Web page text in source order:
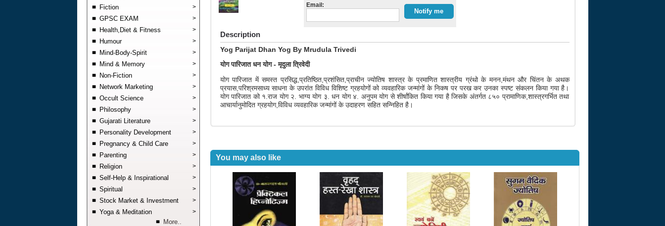
Fiction >
GPSC EXAM >
Health,Diet & Fitness >
Humour >
Mind-Body-Spirit >
Mind & Memory >
Non-Fiction >
Network Marketing >
Occult Science >
Philosophy >
Gujarati Literature >
Personality Development >
Pregnancy & Child Care >
Parenting >
Religion >
Self-Help & Inspirational >
Spiritual >
Stock Market & Investment >
Yoga & Meditation >
More..
Email:
Description
Yog Parijat Dhan Yog By Mrudula Trivedi
योग पारिजात धन योग - मृदुला त्रिवेदी
योग पारिजात में समस्त प्रसिद्ध,प्रतिष्ठित,प्रशंसित,प्राचीन ज्योतिष शास्त्र के प्रमाणित शास्त्रीय ग्रंथो के मनन,मंथन और चिंतन के अथक
प्रयास,परिश्रमसाध्य साधना के उपरांत विविध विशिष्ट ग्रहयोगों को व्यवहारिक जन्मांगों के निकष पर परख कर उनका स्पष्ट संकलन किया गया है।
योग पारिजात को १.राज योग २. भाग्य योग ३. धन योग ४. अनुपम योग से शीर्षांकित किया गया है जिसके अंतर्गत ८५० प्रामाणिक,शास्त्रगर्भित तथा
आचार्यानुमोदित ग्रहयोग,विविध व्यवहारिक जन्मांगों के उदाहरण सहित सन्निहित है।
You may also like